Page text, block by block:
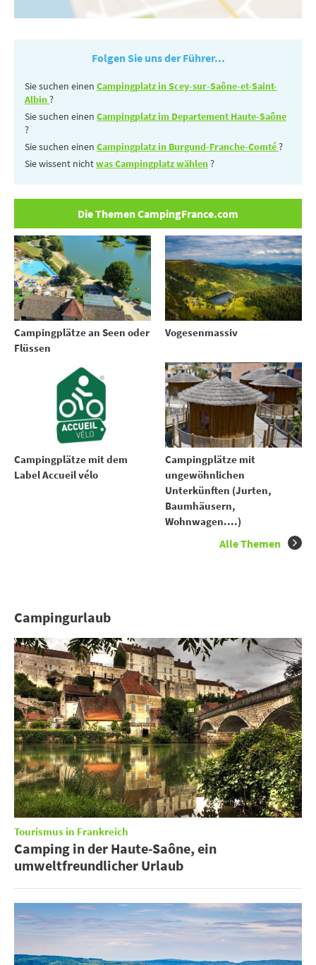
Folgen Sie uns der Führer...
Sie suchen einen Campingplatz in Scey-sur-Saône-et-Saint-
Albin?
Sie suchen einen Campingplatz im Departement Haute-Saône
?
Sie suchen einen Campingplatz in Burgund-Franche-Comté?
Sie wissent nichtwas Campingplatz wählen?
Die Themen CampingFrance.com
Campingplätze an Seen oder
Flüssen
Vogesenmassiv
Campingplätze mit dem
Label Accueil vélo
Campingplätze mit
ungewöhnlichen
Unterkünften (Jurten,
Baumhäusern,
Wohnwagen....)
Alle Themen
Campingurlaub
Tourismus in Frankreich
Camping in der Haute-Saône, ein
umweltfreundlicher Urlaub